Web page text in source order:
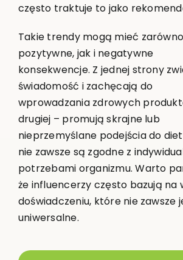
często traktuje to jako
Takie trendy mogą mieć zarówno
pozytywne, jak i negatywne
konsekwencje. Z jednej strony
świadomość i zachęcają do
wprowadzania zdrowych
drugiej – promują skrajne lub
nieprzemyślane podejścia do
nie zawsze są zgodne z
potrzebami organizmu. Warto
że influencerzy często bazują na
doświadczeniu, które nie zawsze
uniwersalne.